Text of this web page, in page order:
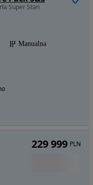
Super Stan
Manualna
229 999 PLN